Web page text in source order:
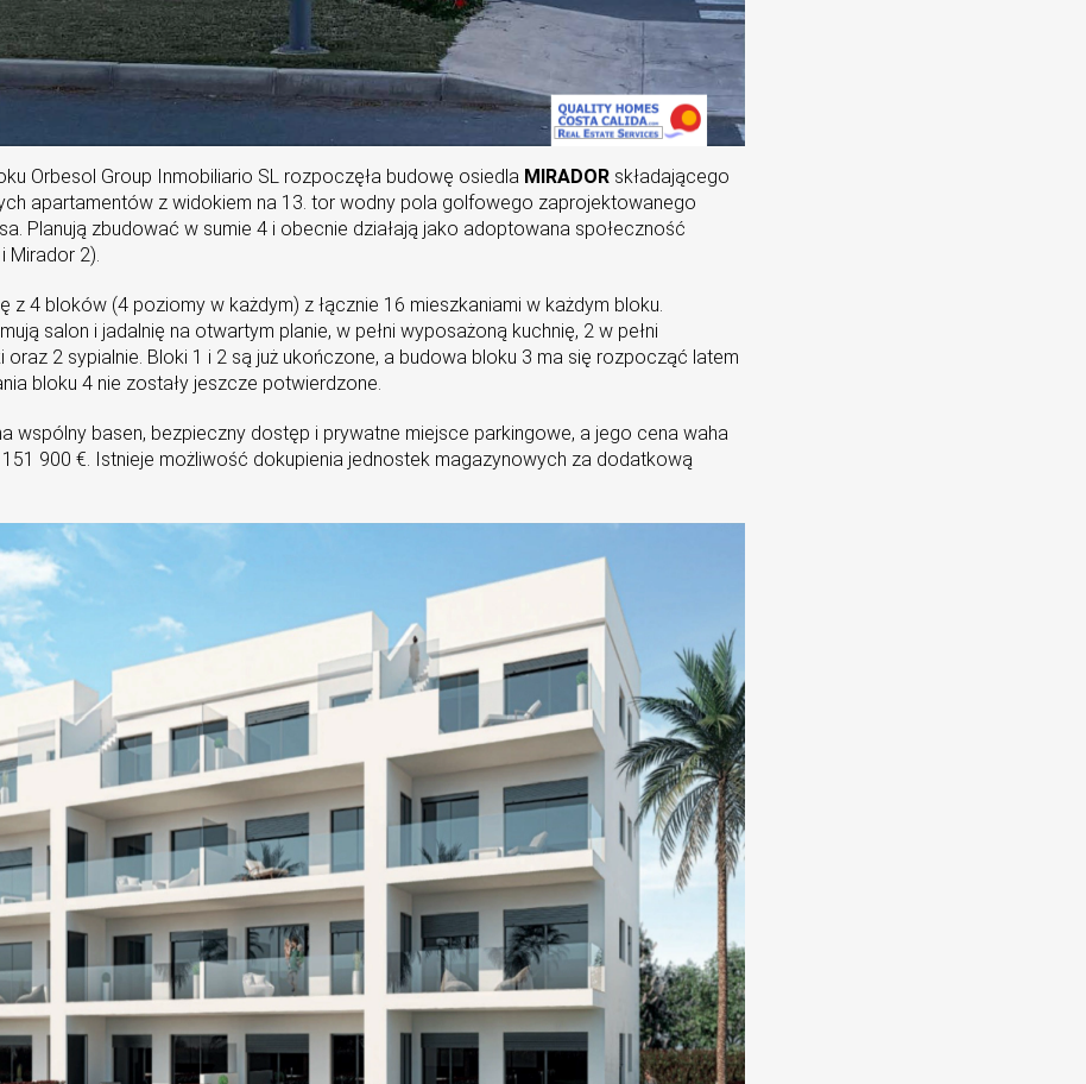
Orbesol Group Inmobiliario SL rozpoczęła budowę osiedla MIRADOR składającego
apartamentów z widokiem na 13. tor wodny pola golfowego zaprojektowanego
Planują zbudować w sumie 4 i obecnie działają jako adoptowana społeczność
Mirador 2).
z 4 bloków (4 poziomy w każdym) z łącznie 16 mieszkaniami w każdym bloku.
salon i jadalnię na otwartym planie, w pełni wyposażoną kuchnię, 2 w pełni
oraz 2 sypialnie. Bloki 1 i 2 są już ukończone, a budowa bloku 3 ma się rozpocząć latem
bloku 4 nie zostały jeszcze potwierdzone.
wspólny basen, bezpieczny dostęp i prywatne miejsce parkingowe, a jego cena waha
900 €. Istnieje możliwość dokupienia jednostek magazynowych za dodatkową